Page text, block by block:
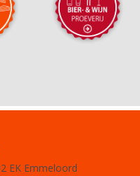
EK Emmeloord